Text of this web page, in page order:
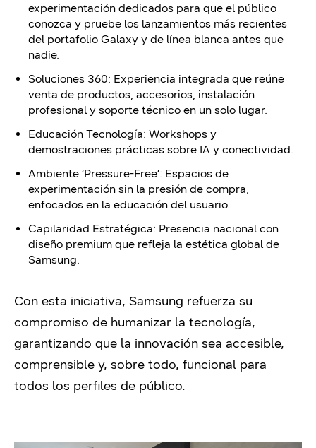
experimentación dedicados para que el público
conozca y pruebe los lanzamientos más recientes
del portafolio Galaxy y de línea blanca antes que
nadie.
Soluciones 360: Experiencia integrada que reúne
venta de productos, accesorios, instalación
profesional y soporte técnico en un solo lugar.
Educación Tecnología: Workshops y
demostraciones prácticas sobre IA y conectividad.
Ambiente ‘Pressure-Free’: Espacios de
experimentación sin la presión de compra,
enfocados en la educación del usuario.
Capilaridad Estratégica: Presencia nacional con
diseño premium que refleja la estética global de
Samsung.
Con esta iniciativa, Samsung refuerza su
compromiso de humanizar la tecnología,
garantizando que la innovación sea accesible,
comprensible y, sobre todo, funcional para
todos los perfiles de público.